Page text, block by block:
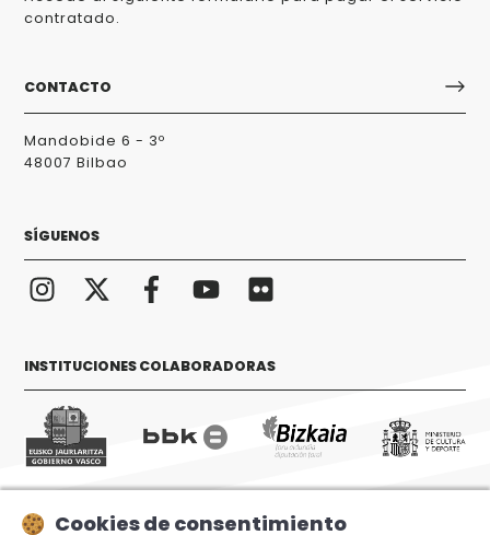
contratado.
CONTACTO
Mandobide 6 - 3º
48007 Bilbao
SÍGUENOS
INSTITUCIONES COLABORADORAS
Cookies de consentimiento